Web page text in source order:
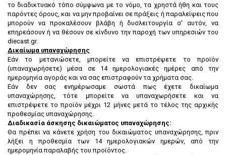
το διαδικτυακό τόπο σύμφωνα με το νόμο, τα χρηστά ήθη και τους
παρόντες όρους, και να μην προβαίνει σε πράξεις ή παραλείψεις που
μπορούν να προκαλέσουν βλάβη ή δυσλειτουργία σ' αυτόν, να
επηρεάσουν ή να θέσουν σε κίνδυνο την παροχή των υπηρεσιών του
diecast.gr.
Δικαίωμα υπαναχώρησης
Εάν το μετανιώσετε, μπορείτε να επιστρέψετε το προϊόν
(υπαναχωρήσετε) μέσα σε 14 ημερολογιακές ημέρες από την
ημερομηνία αγοράς και να σας επιστραφούν τα χρήματα σας.
Εάν δεν σας ενημέρωσαμε σωστά πως έχετε δικαίωμα
υπαναχώρησης, τότε μπορείτε να υπαναχωρήσετε και να
επιστρέψετε το προϊόν μέχρι 12 μήνες μετά το τέλος της αρχικής
προθεσμίας υπαναχώρησης.
Διαδικασία άσκησης δικαιώματος υπαναχώρησης:
Θα πρέπει να κάνετε χρήση του δικαιώματος υπαναχώρησης, πριν
λήξει η προθεσμία των 14 ημερολογιακών ημερών, από την
ημερομηνία παραλαβής του προϊόντος.